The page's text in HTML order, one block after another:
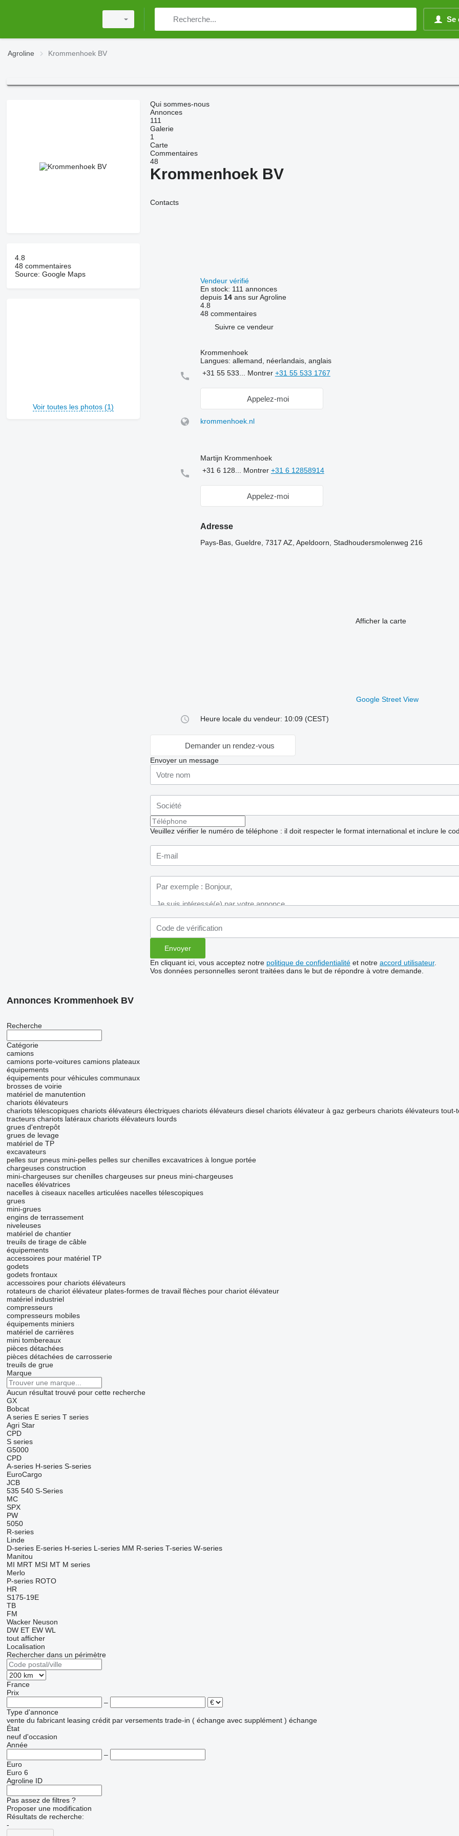
Se
Agroline Krommenhoek BV
4.8
48 commentaires
Source: Google Maps
Voir toutes les photos (1)
Qui sommes-nous
Annonces
111
Galerie
1
Carte
Commentaires
48
Krommenhoek BV
Contacts
Vendeur vérifié
En stock: 111 annonces
depuis 14ans sur Agroline
4.8
48 commentaires
Suivre ce vendeur
Krommenhoek
Langues: allemand, néerlandais, anglais
+31 55 533... Montrer +31 55 533 1767
Appelez-moi
krommenhoek.nl
Martijn Krommenhoek
+31 6 128... Montrer +31 6 12858914
Appelez-moi
Adresse
Pays-Bas, Gueldre, 7317 AZ, Apeldoorn, Stadhoudersmolenweg 216
Afficher la carte
Google Street View
Heure locale du vendeur: 10:09 (CEST)
Demander un rendez-vous
Envoyer un message
Veuillez vérifier le numéro de téléphone : il doit respecter le format international et inclure le
En cliquant ici, vous acceptez notre politique de confidentialitéet notre accord utilisateur.
Vos données personnelles seront traitées dans le but de répondre à votre demande.
Annonces Krommenhoek BV
Recherche
Catégorie
camions
camions porte-voitures camions plateaux
équipements
équipements pour véhicules communaux
brosses de voirie
matériel de manutention
chariots élévateurs
chariots télescopiques chariots élévateurs électriques chariots élévateurs diesel chariots élévateur à gaz gerbeurs chariots élévateurs tout-
tracteurs chariots latéraux chariots élévateurs lourds
grues d'entrepôt
grues de levage
matériel de TP
excavateurs
pelles sur pneus mini-pelles pelles sur chenilles excavatrices à longue portée
chargeuses construction
mini-chargeuses sur chenilles chargeuses sur pneus mini-chargeuses
nacelles élévatrices
nacelles à ciseaux nacelles articulées nacelles télescopiques
grues
mini-grues
engins de terrassement
niveleuses
matériel de chantier
treuils de tirage de câble
équipements
accessoires pour matériel TP
godets
godets frontaux
accessoires pour chariots élévateurs
rotateurs de chariot élévateur plates-formes de travail flèches pour chariot élévateur
matériel industriel
compresseurs
compresseurs mobiles
équipements miniers
matériel de carrières
mini tombereaux
pièces détachées
pièces détachées de carrosserie
treuils de grue
Marque
Aucun résultat trouvé pour cette recherche
GX
Bobcat
A series E series T series
Agri Star
CPD
S series
G5000
CPD
A-series H-series S-series
EuroCargo
JCB
535 540 S-Series
MC
SPX
PW
5050
R-series
Linde
D-series E-series H-series L-series MM R-series T-series W-series
Manitou
MI MRT MSI MT M series
Merlo
P-series ROTO
HR
S175-19E
TB
FM
Wacker Neuson
DW ET EW WL
tout afficher
Localisation
Rechercher dans un périmètre
France
Prix
–
Type d'annonce
vente du fabricant leasing crédit par versements trade-in ( échange avec supplément ) échange
État
neuf d'occasion
Année
–
Euro
Euro 6
Agroline ID
Pas assez de filtres ?
Proposer une modification
Résultats de recherche:
-